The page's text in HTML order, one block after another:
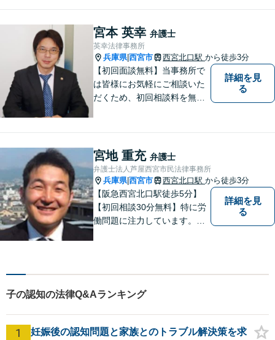
丁寧な対応、アドバイスをさ
せていただきます。
宮本 英幸 弁護士
英幸法律事務所
兵庫県|西宮市 西宮北口駅 から徒歩3分
【初回面談無料】当事務所で
は皆様にお気軽にご相談いた
だくため、初回相談料を無料
女問題／建築問題など、貴方
にとって最善の解決に向けて
尽力します。【当日／夜間対
応可】
詳細を見
る
宮地 重充 弁護士
弁護士法人芦屋西宮市民法律事務所
兵庫県|西宮市 西宮北口駅 から徒歩3分
【阪急西宮北口駅徒歩5分】
【初回相談30分無料】特に労
働問題に注力しています。残
民事事件，家事事件，刑事事
件も幅広く取り扱っておりま
す。
詳細を見
る
子の認知の法律Q&Aランキング
1
妊娠後の認知問題と家族とのトラブル解決策を求